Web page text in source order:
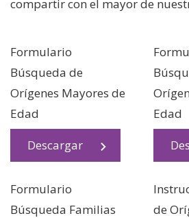
compartir con el mayor de
Formulario
Búsqueda de
Orígenes Mayores de
Edad
Descargar
Formulario
Búsqueda Familias
Edad
de